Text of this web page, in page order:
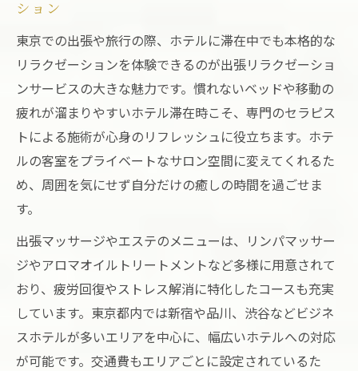
ション
東京での出張や旅行の際、ホテルに滞在中でも本格的な
リラクゼーションを体験できるのが出張リラクゼーショ
ンサービスの大きな魅力です。慣れないベッドや移動の
疲れが溜まりやすいホテル滞在時こそ、専門のセラピス
トによる施術が心身のリフレッシュに役立ちます。ホテ
ルの客室をプライベートなサロン空間に変えてくれるた
め、周囲を気にせず自分だけの癒しの時間を過ごせま
す。
出張マッサージやエステのメニューは、リンパマッサー
ジやアロマオイルトリートメントなど多様に用意されて
おり、疲労回復やストレス解消に特化したコースも充実
しています。東京都内では新宿や品川、渋谷などビジネ
スホテルが多いエリアを中心に、幅広いホテルへの対応
が可能です。交通費もエリアごとに設定されているた